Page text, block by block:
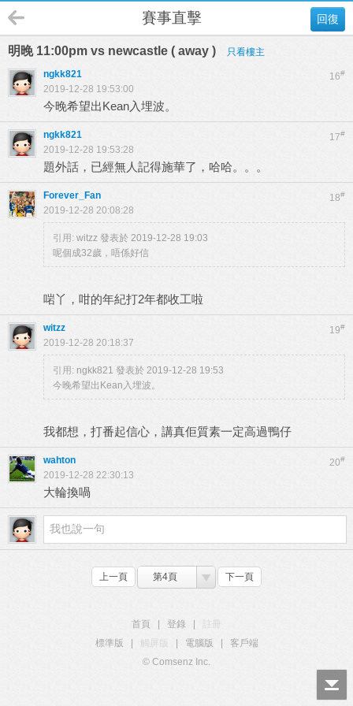
回復
賽事直擊
明晚 11:00pm vs newcastle ( away ) 只看樓主
16#
ngkk821
2019-12-28 19:53:00
今晚希望出Kean入埋波。
17#
ngkk821
2019-12-28 19:53:28
題外話，已經無人記得施華了，哈哈。。。
18#
Forever_Fan
2019-12-28 20:08:28
引用: witzz 發表於 2019-12-28 19:03
呢個成32歲，唔係好信
啱丫，咁的年紀打2年都收工啦
19#
witzz
2019-12-28 20:18:37
引用: ngkk821 發表於 2019-12-28 19:53
今晚希望出Kean入埋波。
我都想，打番起信心，講真佢質素一定高過鴨仔
20#
wahton
2019-12-28 22:30:13
大輪換喎
上一頁 第4頁 下一頁
首頁 登錄
標準版
觸屏版 電腦版
客戶端
© Comsenz Inc.